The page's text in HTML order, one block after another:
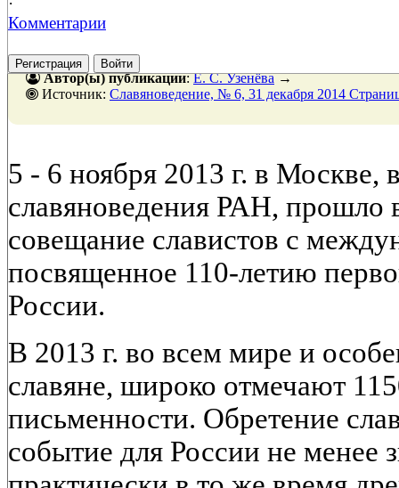
Комментарии
Регистрация Войти
Автор(ы) публикации:Е. С. Узенёва→
Источник: Славяноведение, № 6, 31 декабря 2014
5 - 6 ноября 2013 г. в Москве,
славяноведения РАН, прошло
совещание славистов с
посвященное 110-летию
России.
В 2013 г. во всем мире и
славяне, широко отмечают
письменности. Обретение
событие для России не менее